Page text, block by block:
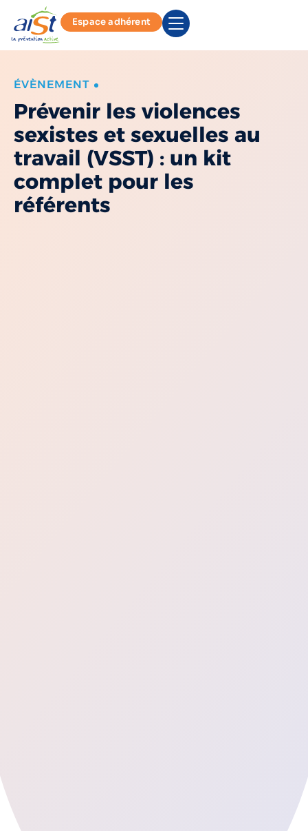
Espace adhérent
ÉVÈNEMENT
Prévenir les violences
sexistes et sexuelles au
travail (VSST) : un kit
complet pour les
référents